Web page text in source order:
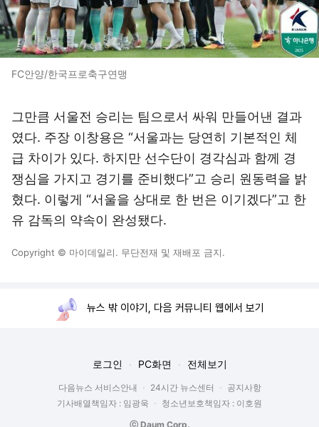
FC안양/한국프로축구연맹
그만큼 서울전 승리는 팀으로서 싸워 만들어낸 결과
였다. 주장 이창용은 “서울과는 당연히 기본적인 체
급 차이가 있다. 하지만 선수단이 경각심과 함께 경
쟁심을 가지고 경기를 준비했다”고 승리 원동력을 밝
혔다. 이렇게 “서울을 상대로 한 번은 이기겠다”고 한
유 감독의 약속이 완성됐다.
Copyright © 마이데일리. 무단전재 및 재배포 금지.
뉴스 밖 이야기, 다음 커뮤니티 웹에서 보기
로그인 PC화면 전체보기
다음뉴스 서비스안내 24시간 뉴스센터
공지사항
기사배열책임자 : 임광욱
청소년보호책임자 : 이호원
ⓒ Daum Corp.